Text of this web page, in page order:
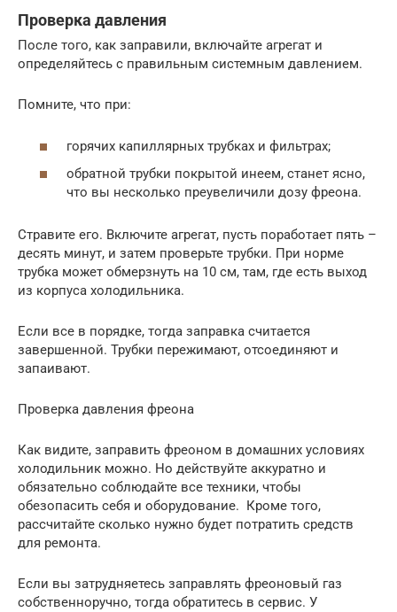
Проверка давления
После того, как заправили, включайте агрегат и
определяйтесь с правильным системным давлением.
Помните, что при:
горячих капиллярных трубках и фильтрах;
обратной трубки покрытой инеем, станет ясно,
что вы несколько преувеличили дозу фреона.
Стравите его. Включите агрегат, пусть поработает пять –
десять минут, и затем проверьте трубки. При норме
трубка может обмерзнуть на 10 см, там, где есть выход
из корпуса холодильника.
Если все в порядке, тогда заправка считается
завершенной. Трубки пережимают, отсоединяют и
запаивают.
Проверка давления фреона
Как видите, заправить фреоном в домашних условиях
холодильник можно. Но действуйте аккуратно и
обязательно соблюдайте все техники, чтобы
обезопасить себя и оборудование. Кроме того,
рассчитайте сколько нужно будет потратить средств
для ремонта.
Если вы затрудняетесь заправлять фреоновый газ
собственноручно, тогда обратитесь в сервис. У